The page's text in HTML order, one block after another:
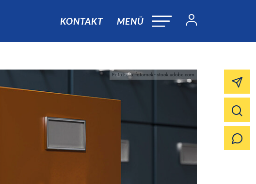
KONTAKT MENÜ
Foto:Foto: fotomek - stock.adobe.com